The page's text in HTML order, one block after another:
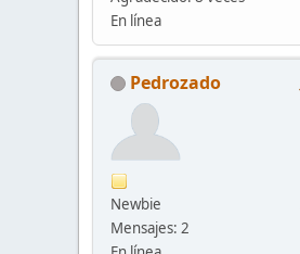
En línea
Pedrozado
Newbie
Mensajes: 2